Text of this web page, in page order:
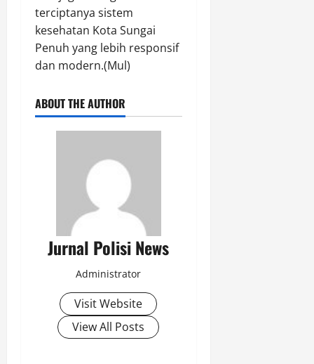
terciptanya sistem
kesehatan Kota Sungai
Penuh yang lebih responsif
dan modern.(Mul)
ABOUT THE AUTHOR
Jurnal Polisi News
Administrator
Visit Website
View All Posts